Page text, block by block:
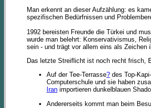
Man erkennt an dieser Aufzählung: es
spezifischen Bedürfnissen und
1992 bereisten Freunde die Türkei und
wurde man belehrt: Konservativismus,
sein - und trägt vor allem eins als Zeichen
Das letzte Streiflicht ist noch recht frisch,
Auf der Tee-Terrasse? des Top-
Computerschule und sie haben
Iran importieren dunkelblauen
Andererseits kommt man beim